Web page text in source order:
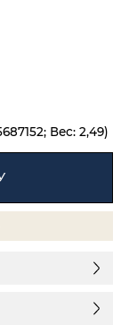
Вес: 2,49)